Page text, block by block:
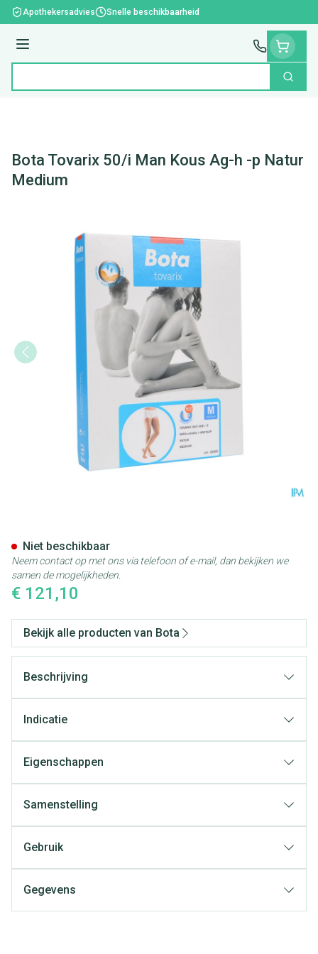
Ga naar de inhoud
Apothekersadvies Snelle beschikbaarheid
Menu
Zoek
Bota Tovarix 50/i Man Kous Ag-h -p Natur
Medium
€ 121,10
Niet beschikbaar
Neem contact op met ons via telefoon of e-mail, dan bekijken we
samen de mogelijkheden.
Bekijk alle producten van Bota
Beschrijving
Indicatie
Eigenschappen
Samenstelling
Gebruik
Gegevens